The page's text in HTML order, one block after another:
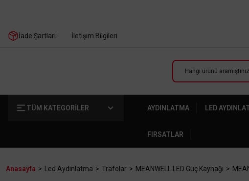
İade Şartları İletişim Bilgileri
TÜM KATEGORİLER AYDINLATMA LED
FIRSATLAR
Anasayfa Led Aydınlatma Trafolar MEANWELL LED Güç Kaynağı